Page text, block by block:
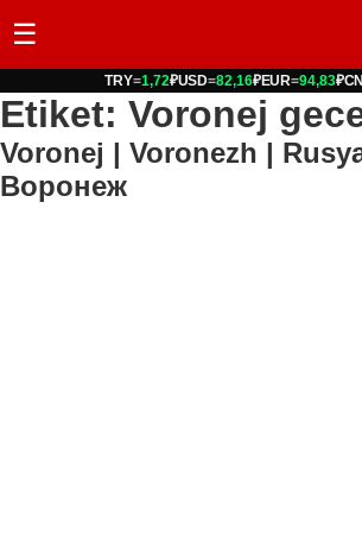
☰
TRY=1,72₽USD=82,16₽EUR=94,83₽
Etiket: Voronej
Voronej | Voronezh |
Воронеж